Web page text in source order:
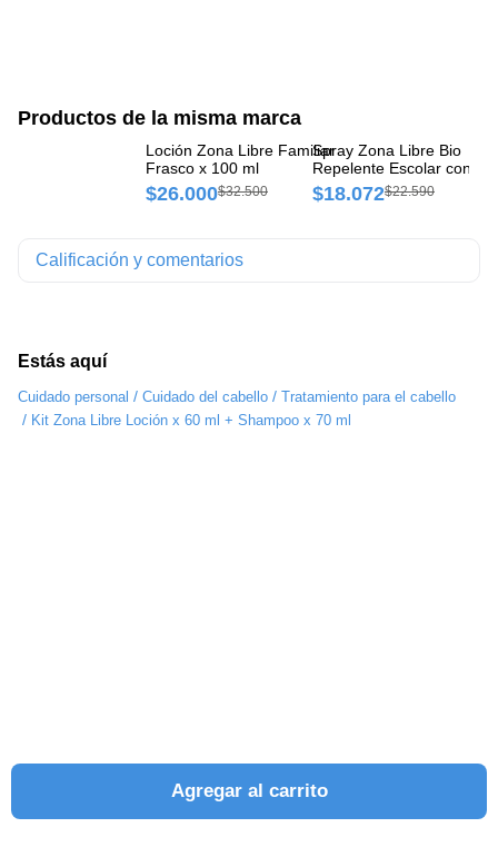
Estás aquí
Cuidado personal / Cuidado del cabello / Tratamiento para el cabello
/ Kit Zona Libre Loción x 60 ml + Shampoo x 70 ml
Productos de la misma marca
Loción Zona Libre Familiar
Frasco x 100 ml
$26.000$32.500
Spray Zona Libre Bio
Repelente Escolar con
Aplicador x 60 ml
$18.072$22.590
Agregar al carrito
Calificación y comentarios